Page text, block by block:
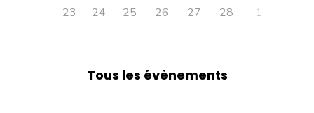
23 24 25 26 27 28 1
Tous les évènements